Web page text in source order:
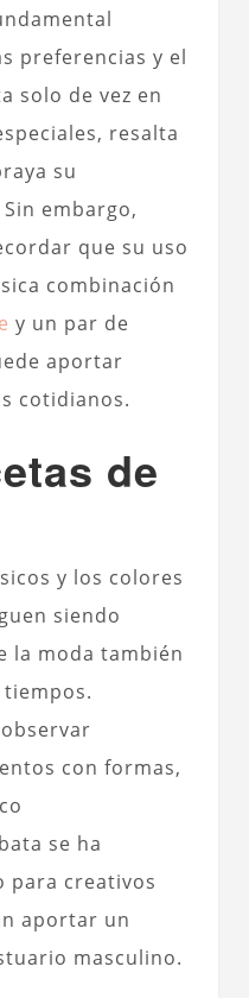
preferencias y el
solo de vez en
resalta
su
embargo,
que su uso
combinación
y un par de
aportar
cotidianos.
de
y los colores
siendo
la moda también
con formas,
se ha
para creativos
aportar un
masculino.